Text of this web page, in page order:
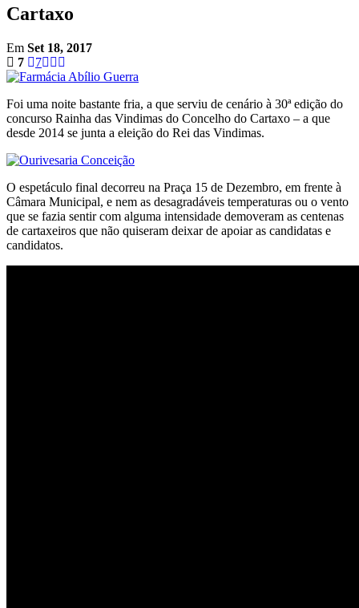
Cartaxo
Em Set 18, 2017
7
7
Foi uma noite bastante fria, a que serviu de cenário à 30ª edição do
concurso Rainha das Vindimas do Concelho do Cartaxo – a que
desde 2014 se junta a eleição do Rei das Vindimas.
O espetáculo final decorreu na Praça 15 de Dezembro, em frente à
Câmara Municipal, e nem as desagradáveis temperaturas ou o vento
que se fazia sentir com alguma intensidade demoveram as centenas
de cartaxeiros que não quiseram deixar de apoiar as candidatas e
candidatos.